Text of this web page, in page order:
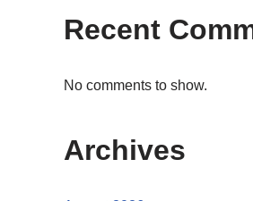
Recent
No comments to show.
Archives